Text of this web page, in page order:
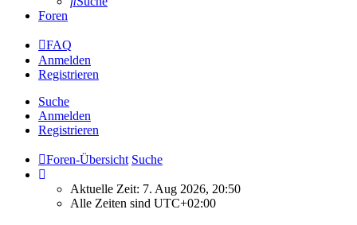
Foren
FAQ
Anmelden
Registrieren
Suche
Anmelden
Registrieren
Foren-Übersicht Suche
Aktuelle Zeit: 7. Aug 2026, 20:50
Alle Zeiten sind UTC+02:00